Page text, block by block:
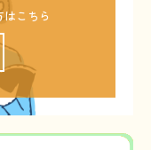
こちら